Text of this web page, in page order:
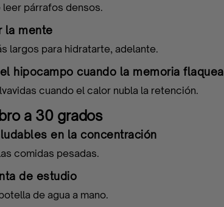
leer párrafos densos.
la mente
largos para hidratarte, adelante.
hipocampo cuando la memoria flaquea
cuando el calor nubla la retención.
a 30 grados
en la concentración
comidas pesadas.
de estudio
de agua a mano.